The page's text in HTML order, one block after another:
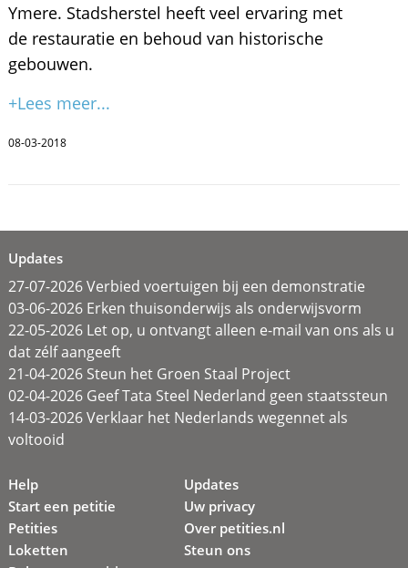
Ymere. Stadsherstel heeft veel ervaring met
de restauratie en behoud van historische
gebouwen.
+Lees meer...
08-03-2018
Updates
27-07-2026 Verbied voertuigen bij een demonstratie
03-06-2026 Erken thuisonderwijs als onderwijsvorm
22-05-2026 Let op, u ontvangt alleen e-mail van ons als u
dat zélf aangeeft
21-04-2026 Steun het Groen Staal Project
02-04-2026 Geef Tata Steel Nederland geen staatssteun
14-03-2026 Verklaar het Nederlands wegennet als
voltooid
Help
Start een petitie
Petities
Loketten
Updates
Uw privacy
Over petities.nl
Steun ons